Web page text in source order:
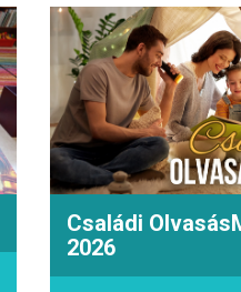
Családi
2026